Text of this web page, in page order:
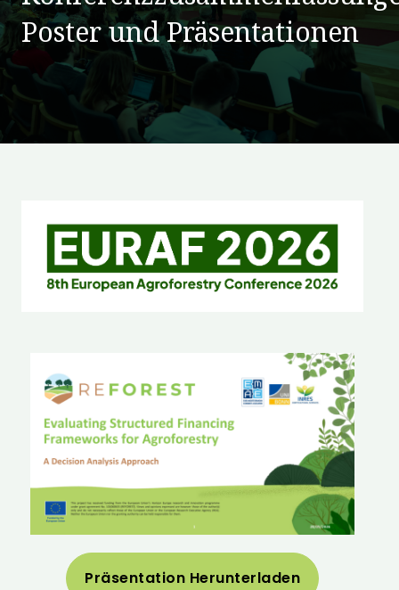
Poster und Präsentationen
Präsentation Herunterladen